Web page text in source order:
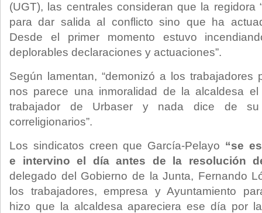
(UGT), las centrales consideran que la regidora
para dar salida al conflicto sino que ha
Desde el primer momento estuvo
deplorables declaraciones y actuaciones”.
Según lamentan, “demonizó a los trabajadores
nos parece una inmoralidad de la alcaldesa
trabajador de Urbaser y nada dice de
correligionarios”.
Los sindicatos creen que García-Pelayo “se
e intervino el día antes de la resolución
delegado del Gobierno de la Junta, Fernando
los trabajadores, empresa y Ayuntamiento
hizo que la alcaldesa apareciera ese día por